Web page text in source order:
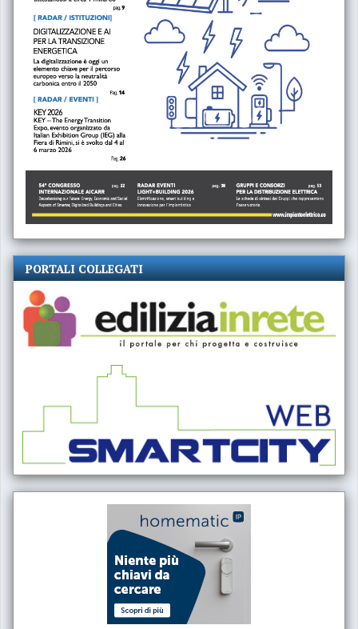
PORTALI COLLEGATI